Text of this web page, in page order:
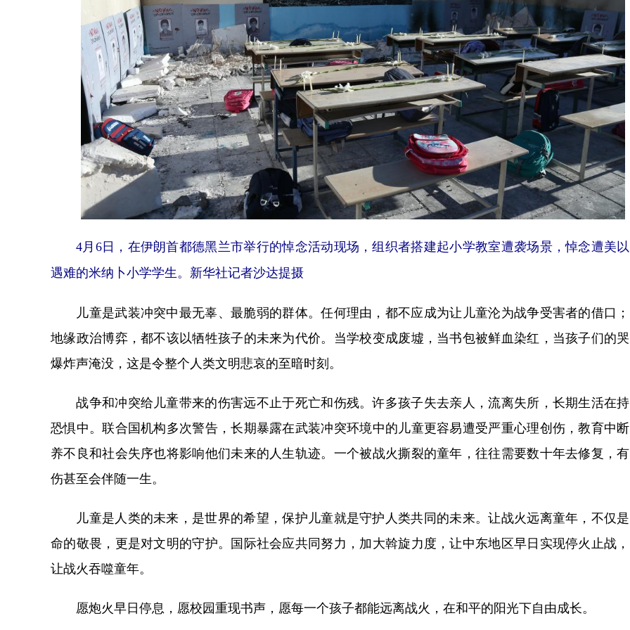
4月6日，在伊朗首都德黑兰市举行的悼念活动现场，组织者搭建起小学教室遭袭场景，悼念遭美
遇难的米纳卜小学学生。新华社记者沙达提摄
儿童是武装冲突中最无辜、最脆弱的群体。任何理由，都不应成为让儿童沦为战争受害者的借口
地缘政治博弈，都不该以牺牲孩子的未来为代价。当学校变成废墟，当书包被鲜血染红，当孩子们的
爆炸声淹没，这是令整个人类文明悲哀的至暗时刻。
战争和冲突给儿童带来的伤害远不止于死亡和伤残。许多孩子失去亲人，流离失所，长期生活在
恐惧中。联合国机构多次警告，长期暴露在武装冲突环境中的儿童更容易遭受严重心理创伤，教育中
养不良和社会失序也将影响他们未来的人生轨迹。一个被战火撕裂的童年，往往需要数十年去修复，有
伤甚至会伴随一生。
儿童是人类的未来，是世界的希望，保护儿童就是守护人类共同的未来。让战火远离童年，不仅是
命的敬畏，更是对文明的守护。国际社会应共同努力，加大斡旋力度，让中东地区早日实现停火止战
让战火吞噬童年。
愿炮火早日停息，愿校园重现书声，愿每一个孩子都能远离战火，在和平的阳光下自由成长。